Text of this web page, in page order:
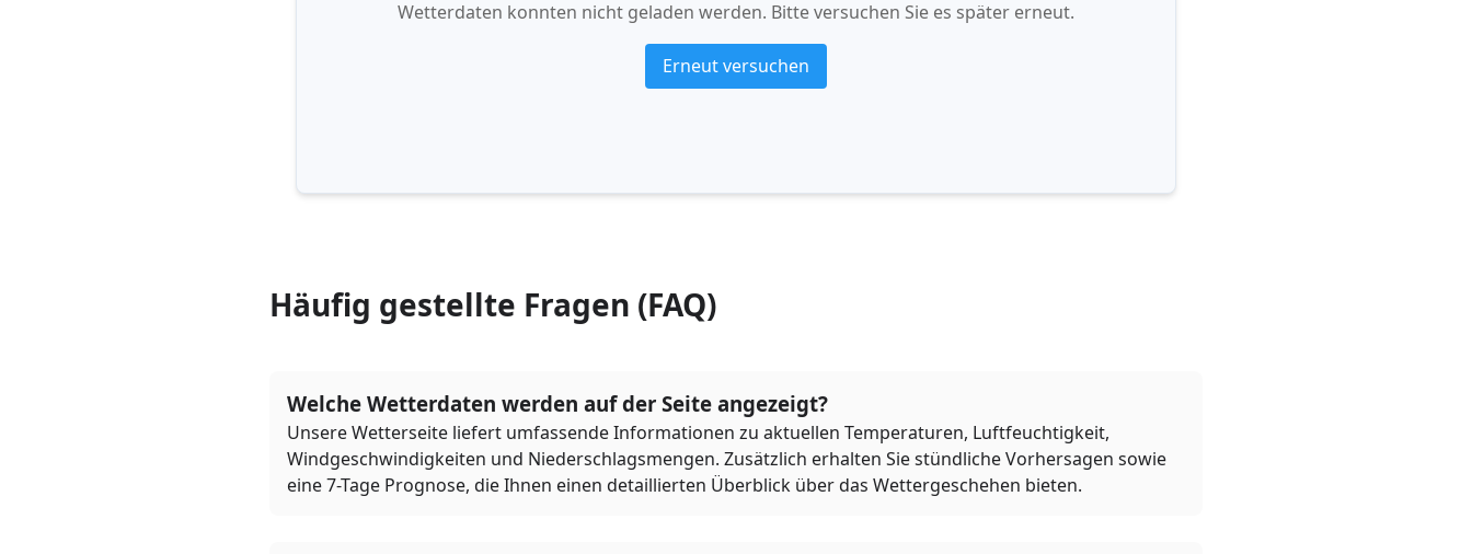
Wetterdaten konnten nicht geladen werden. Bitte versuchen Sie es später erneut.
Erneut versuchen
Häufig gestellte Fragen (FAQ)
Welche Wetterdaten werden auf der Seite angezeigt?
Unsere Wetterseite liefert umfassende Informationen zu aktuellen Temperaturen, Luftfeuchtigkeit,
Windgeschwindigkeiten und Niederschlagsmengen. Zusätzlich erhalten Sie stündliche Vorhersagen sowie
eine 7-Tage Prognose, die Ihnen einen detaillierten Überblick über das Wettergeschehen bieten.